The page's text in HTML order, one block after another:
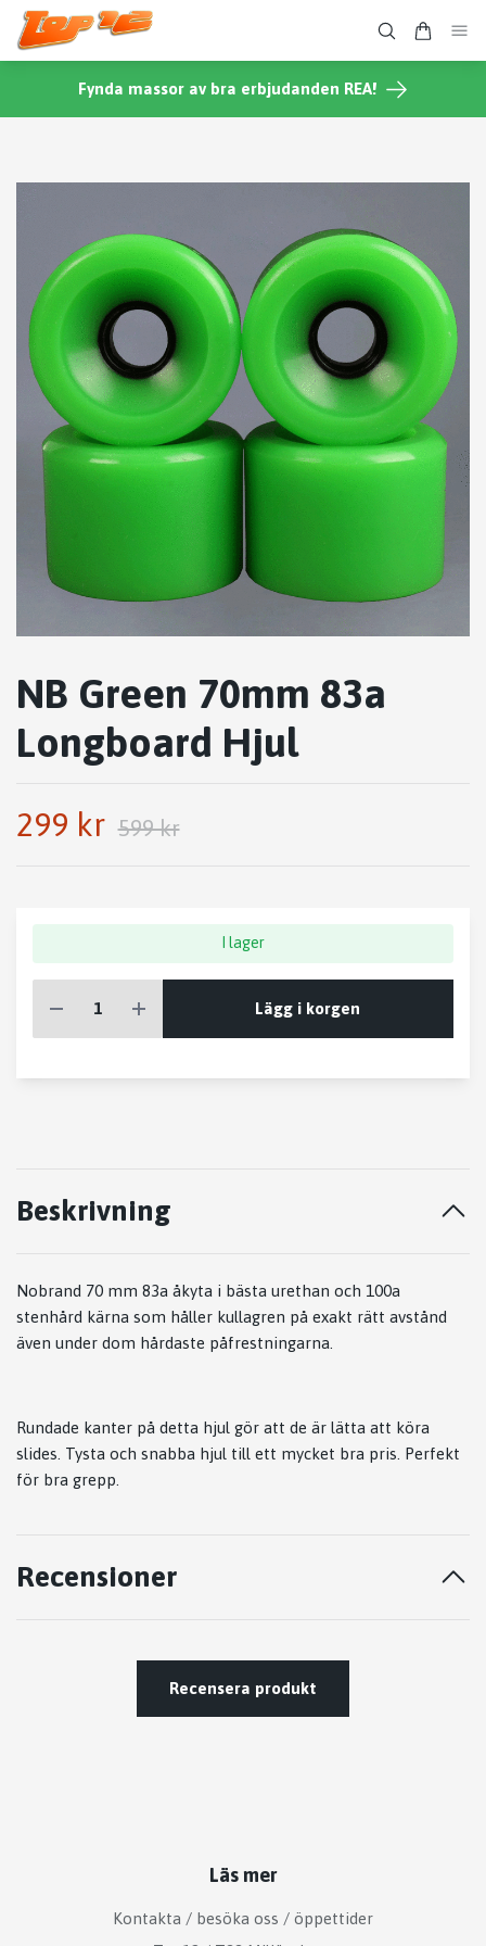
Fynda massor av bra erbjudanden REA!
NB Green 70mm 83a
Longboard Hjul
299 kr 599 kr
I lager
Lägg i korgen
Beskrivning
Nobrand 70 mm 83a åkyta i bästa urethan och 100a
stenhård kärna som håller kullagren på exakt rätt avstånd
även under dom hårdaste påfrestningarna.
Rundade kanter på detta hjul gör att de är lätta att köra
slides. Tysta och snabba hjul till ett mycket bra pris. Perfekt
för bra grepp.
Recensioner
Recensera produkt
Läs mer
Kontakta / besöka oss / öppettider